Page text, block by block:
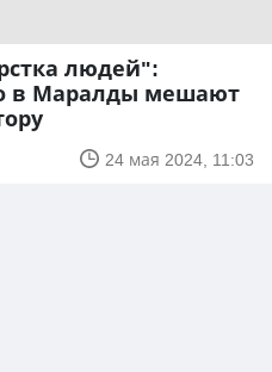
людей":
в Маралды мешают
24 мая 2024, 11:03